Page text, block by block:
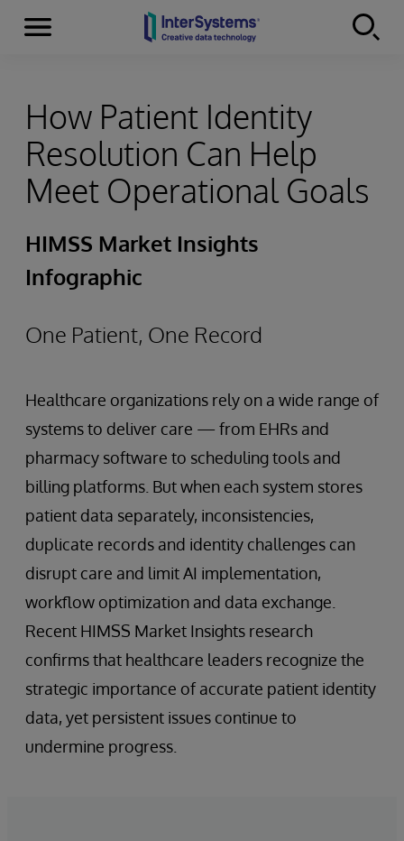
Skip to content
Menu
How Patient Identity
Resolution Can Help
Meet Operational Goals
HIMSS Market Insights
Infographic
One Patient, One Record
Healthcare organizations rely on a wide range of
systems to deliver care — from EHRs and
pharmacy software to scheduling tools and
billing platforms. But when each system stores
patient data separately, inconsistencies,
duplicate records and identity challenges can
disrupt care and limit AI implementation,
workflow optimization and data exchange.
Recent HIMSS Market Insights research
confirms that healthcare leaders recognize the
strategic importance of accurate patient identity
data, yet persistent issues continue to
undermine progress.